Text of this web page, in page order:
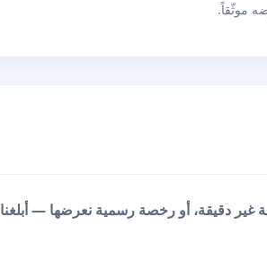
موثّقاً.
غير دقيقة، أو رخصة رسمية نعرضها — أبلغنا